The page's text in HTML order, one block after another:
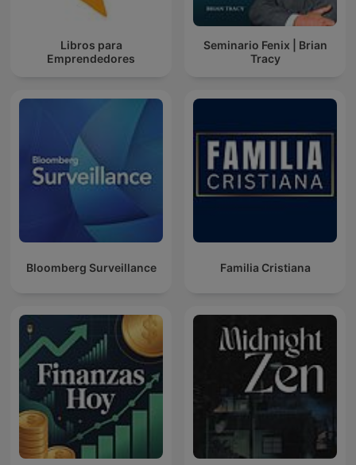
Libros para
Emprendedores
Seminario Fenix | Brian
Tracy
Bloomberg Surveillance Familia Cristiana